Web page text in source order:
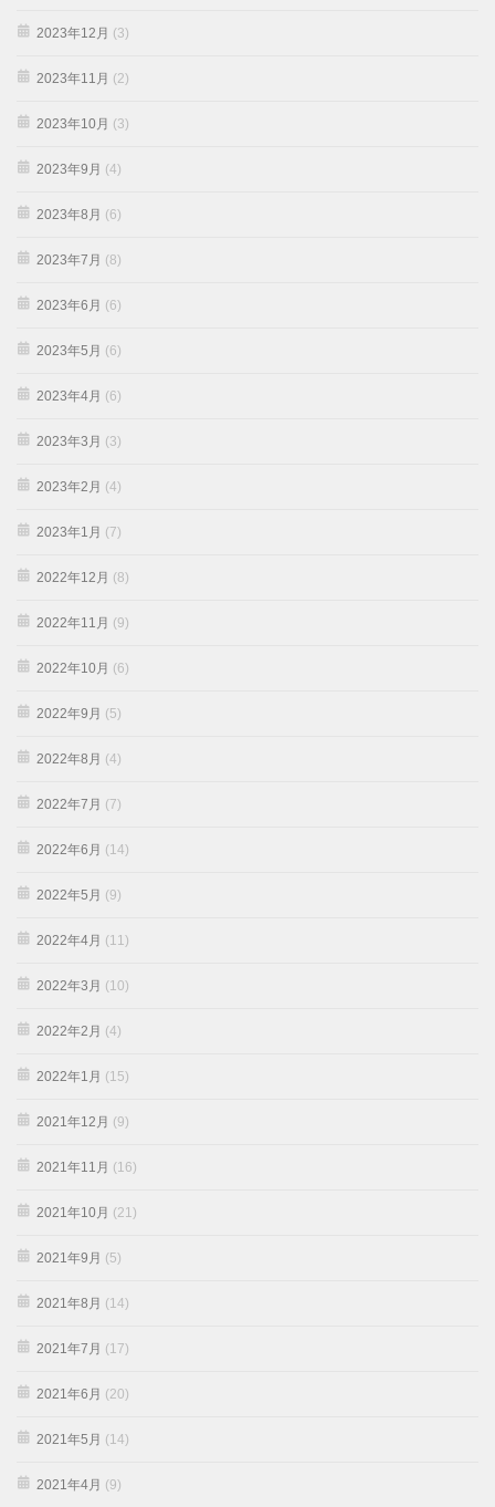
2023年12月 (3)
2023年11月 (2)
2023年10月 (3)
2023年9月 (4)
2023年8月 (6)
2023年7月 (8)
2023年6月 (6)
2023年5月 (6)
2023年4月 (6)
2023年3月 (3)
2023年2月 (4)
2023年1月 (7)
2022年12月 (8)
2022年11月 (9)
2022年10月 (6)
2022年9月 (5)
2022年8月 (4)
2022年7月 (7)
2022年6月 (14)
2022年5月 (9)
2022年4月 (11)
2022年3月 (10)
2022年2月 (4)
2022年1月 (15)
2021年12月 (9)
2021年11月 (16)
2021年10月 (21)
2021年9月 (5)
2021年8月 (14)
2021年7月 (17)
2021年6月 (20)
2021年5月 (14)
2021年4月 (9)